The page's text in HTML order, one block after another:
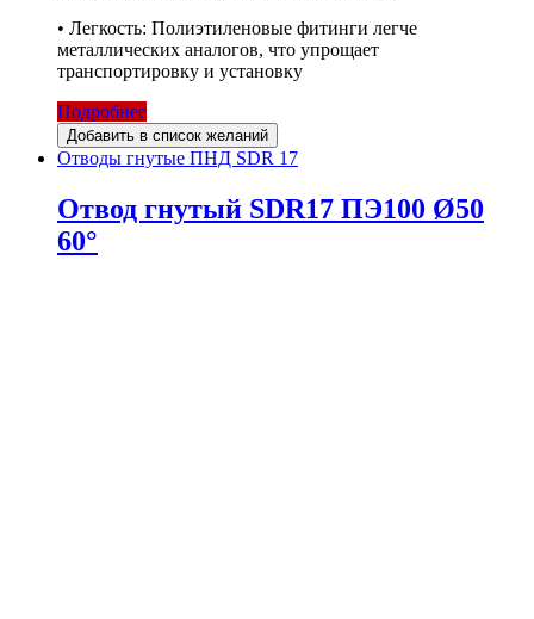
• Легкость: Полиэтиленовые фитинги легче
металлических аналогов, что упрощает
транспортировку и установку
Подробнее
Добавить в список желаний
Отводы гнутые ПНД SDR 17
Отвод гнутый SDR17 ПЭ100 Ø50
60°